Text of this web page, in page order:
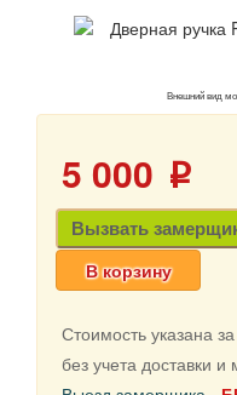
Внешний вид
5 000
p
Вызвать
В корзину
Стоимость указана
без учета доставки и